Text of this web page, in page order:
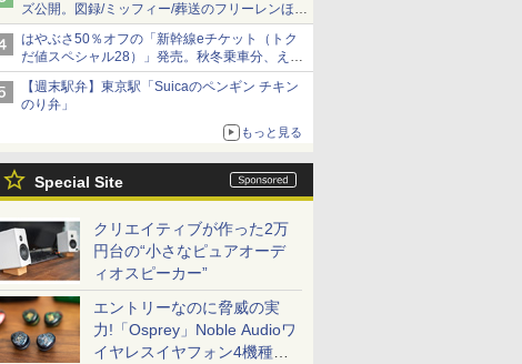
ズ公開。図録/ミッフィー/葬送のフリーレンほ
か、注目ブランドコラボが実現
はやぶさ50％オフの「新幹線eチケット（トク
だ値スペシャル28）」発売。秋冬乗車分、えき
ねっと限定
【週末駅弁】東京駅「Suicaのペンギン チキン
のり弁」
もっと見る
Special Site
クリエイティブが作った2万
円台の“小さなピュアオーデ
ィオスピーカー”
エントリーなのに脅威の実
力!「Osprey」Noble Audioワ
イヤレスイヤフォン4機種を